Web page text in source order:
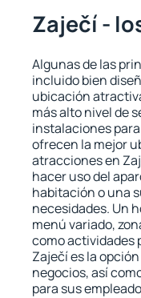
Zaječí -
Algunas de las
incluido bien
ubicación
más alto nivel de
instalaciones
ofrecen la mejor
atracciones en
hacer uso del
habitación o una
necesidades. Un
menú variado,
como actividades
Zaječí es la
negocios, así
para sus